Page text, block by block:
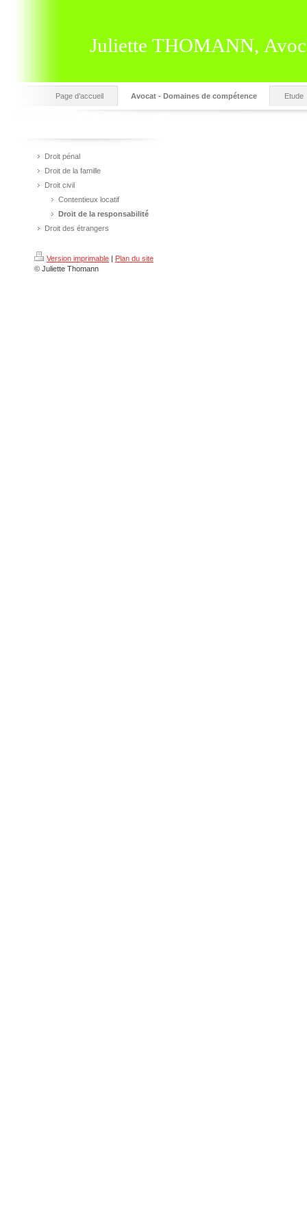
Juliette THOMANN,
Page d’accueil Avocat - Domaines de compétence Etude
Droit pénal
Droit de la famille
Droit civil
Contentieux locatif
Droit de la responsabilité
Droit des étrangers
Version imprimable | Plan du site
© Juliette Thomann